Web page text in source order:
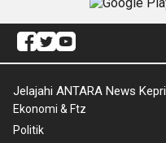
Jelajahi ANTARA News Kepri
Ekonomi & Ftz
Politik